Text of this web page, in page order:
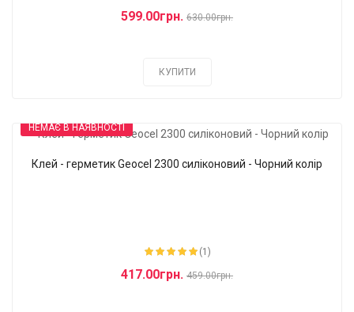
599.00грн. 630.00грн.
КУПИТИ
НЕМАЄ В НАЯВНОСТІ
-9%Клей - герметик Geocel 2300 силіконовий - Чорний колір
(1)
417.00грн. 459.00грн.